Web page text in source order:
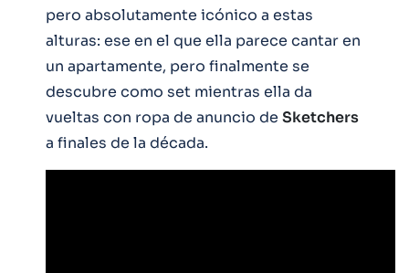
pero absolutamente icónico a estas
alturas: ese en el que ella parece cantar en
un apartamente, pero finalmente se
descubre como set mientras ella da
vueltas con ropa de anuncio de Sketchers
a finales de la década.